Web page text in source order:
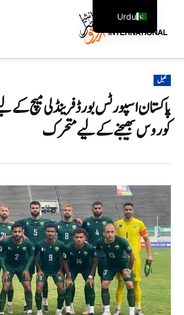
POSTED
IN
کھیل
پاکستان اسپورٹس بورڈ فرینڈلی میچ کے
کو روس بھیجنے کے لیے متحرک
Urdu
English